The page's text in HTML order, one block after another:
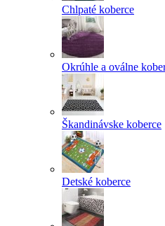
Chlpaté koberce
Okrúhle a oválne
Škandinávske koberce
Detské koberce